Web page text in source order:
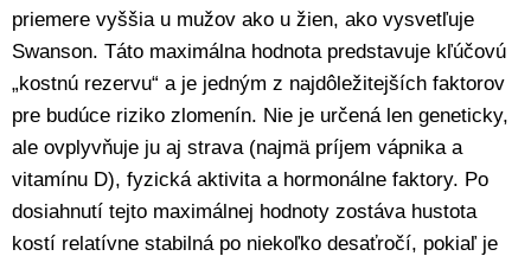
priemere vyššia u mužov ako u žien, ako vysvetľuje
Swanson. Táto maximálna hodnota predstavuje kľúčovú
„kostnú rezervu“ a je jedným z najdôležitejších faktorov
pre budúce riziko zlomenín. Nie je určená len geneticky,
ale ovplyvňuje ju aj strava (najmä príjem vápnika a
vitamínu D), fyzická aktivita a hormonálne faktory. Po
dosiahnutí tejto maximálnej hodnoty zostáva hustota
kostí relatívne stabilná po niekoľko desaťročí, pokiaľ je